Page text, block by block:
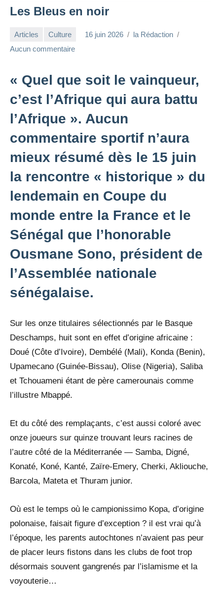
Les Bleus en noir
Articles Culture 16 juin 2026
la Rédaction
Aucun commentaire
« Quel que soit le vainqueur,
c’est l’Afrique qui aura battu
l’Afrique ». Aucun
commentaire sportif n’aura
mieux résumé dès le 15 juin
la rencontre « historique » du
lendemain en Coupe du
monde entre la France et le
Sénégal que l’honorable
Ousmane Sono, président de
l’Assemblée nationale
sénégalaise.
Sur les onze titulaires sélectionnés par le Basque
Deschamps, huit sont en effet d’origine africaine :
Doué (Côte d’Ivoire), Dembélé (Mali), Konda (Benin),
Upamecano (Guinée-Bissau), Olise (Nigeria), Saliba
et Tchouameni étant de père camerounais comme
l’illustre Mbappé.
Et du côté des remplaçants, c’est aussi coloré avec
onze joueurs sur quinze trouvant leurs racines de
l’autre côté de la Méditerranée — Samba, Digné,
Konaté, Koné, Kanté, Zaïre-Emery, Cherki, Akliouche,
Barcola, Mateta et Thuram junior.
Où est le temps où le campionissimo Kopa, d’origine
polonaise, faisait figure d’exception ? il est vrai qu’à
l’époque, les parents autochtones n’avaient pas peur
de placer leurs fistons dans les clubs de foot trop
désormais souvent gangrenés par l’islamisme et la
voyouterie…